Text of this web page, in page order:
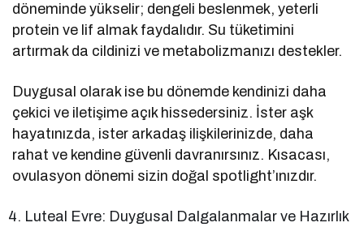
döneminde yükselir; dengeli beslenmek, yeterli
protein ve lif almak faydalıdır. Su tüketimini
artırmak da cildinizi ve metabolizmanızı destekler.
Duygusal olarak ise bu dönemde kendinizi daha
çekici ve iletişime açık hissedersiniz. İster aşk
hayatınızda, ister arkadaş ilişkilerinizde, daha
rahat ve kendine güvenli davranırsınız. Kısacası,
ovulasyon dönemi sizin doğal spotlight’ınızdır.
Luteal Evre: Duygusal Dalgalanmalar ve Hazırlık